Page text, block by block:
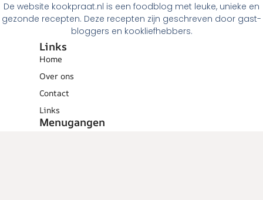
De website kookpraat.nl is een foodblog met leuke, unieke en
gezonde recepten. Deze recepten zijn geschreven door gast-
bloggers en kookliefhebbers.
Links
Home
Over ons
Contact
Links
Menugangen